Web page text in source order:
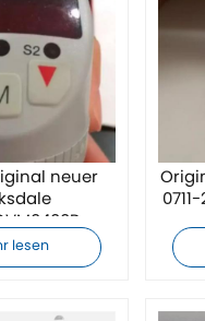
neuer
lesen